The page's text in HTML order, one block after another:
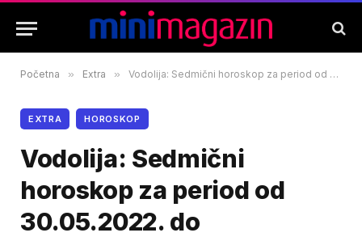
Početna » Extra » Vodolija: Sedmični horoskop za period od 30.05.2022. do 05.06.2022.
EXTRA HOROSKOP
Vodolija: Sedmični
horoskop za period od
30.05.2022. do